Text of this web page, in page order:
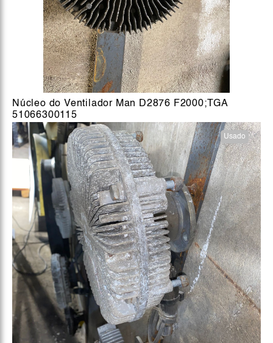
Núcleo do Ventilador Man D2876 F2000;TGA
51066300115
Usado